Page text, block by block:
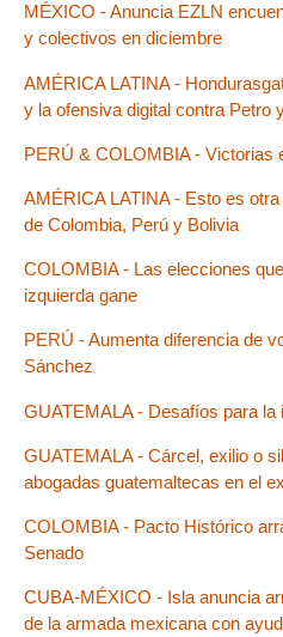
MÉXICO - Anuncia EZLN
y colectivos en diciembre
AMÉRICA LATINA -
y la ofensiva digital contra Petro
PERÚ & COLOMBIA - Victorias
AMÉRICA LATINA - Esto es
de Colombia, Perú y Bolivia
COLOMBIA - Las elecciones
izquierda gane
PERÚ - Aumenta diferencia de
Sánchez
GUATEMALA - Desafíos para la
GUATEMALA - Cárcel, exilio o
abogadas guatemaltecas en el
COLOMBIA - Pacto Histórico
Senado
CUBA-MÉXICO - Isla anuncia
de la armada mexicana con